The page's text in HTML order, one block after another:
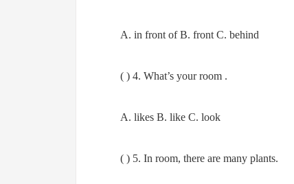
A. in front of B. front C. behind
( ) 4. What’s your room .
A. likes B. like C. look
( ) 5. In room, there are many plants.